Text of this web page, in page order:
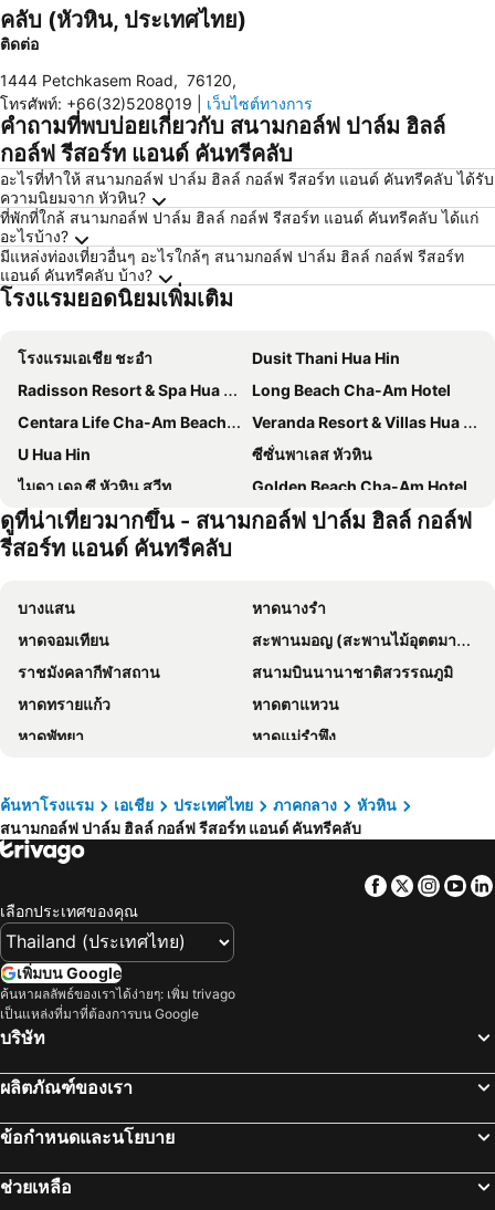
คลับ (หัวหิน, ประเทศไทย)
ติดต่อ
1444 Petchkasem Road, 76120,
โทรศัพท์: +66(32)5208019 เว็บไซต์ทางการ
คำถามที่พบบ่อยเกี่ยวกับ สนามกอล์ฟ ปาล์ม ฮิลล์
กอล์ฟ รีสอร์ท แอนด์ คันทรีคลับ
อะไรที่ทำให้ สนามกอล์ฟ ปาล์ม ฮิลล์ กอล์ฟ รีสอร์ท แอนด์ คันทรีคลับ ได้รับ
ความนิยมจาก หัวหิน?
ที่พักที่ใกล้ สนามกอล์ฟ ปาล์ม ฮิลล์ กอล์ฟ รีสอร์ท แอนด์ คันทรีคลับ ได้แก่
อะไรบ้าง?
มีแหล่งท่องเที่ยวอื่นๆ อะไรใกล้ๆ สนามกอล์ฟ ปาล์ม ฮิลล์ กอล์ฟ รีสอร์ท
แอนด์ คันทรีคลับ บ้าง?
โรงแรมยอดนิยมเพิ่มเติม
โรงแรมเอเชีย ชะอำ
Dusit Thani Hua Hin
Radisson Resort & Spa Hua Hin
Long Beach Cha-Am Hotel
Centara Life Cha-Am Beach Resort Hua Hin
Veranda Resort & Villas Hua Hin Cha Am
U Hua Hin
ซีซั่นพาเลส หัวหิน
ไมดา เดอ ซี หัวหิน สวีท
Golden Beach Cha-Am Hotel
The Beach Cha Am Guest House
Ace of Hua Hin Resort
ไอคาม รีสอร์ท ชะอำ
Sun Marina Cha-Am
SO/ Sofitel Hua Hin
CHA AM MY HOUSE Resort
Cera Resort Chaam
Baan Keang Talay Cha Am
The Beach Cha Am Suite
Juntima Boutique Hotel
Bay Window at Sea
Sky and water resort
Irin Beach Cha-am
Cha-Am Fish Star
Coral Tree Villa Huahin
OYO 394 Nana Beach Cha Am
Dream Boutique Hotel
VALA Hua Hin - Nu Chapter Hotels
Talay Hotel and Villa Cha-am
แกรนด์แปซิฟิก โซเวอเรน รีสอร์ท แอนด์ สปา
Aviyana Hua Hin
Mayor Hotel Villa Cha Am
โรงแรมสวนบวกหาด หัวหิน/ชะอำ
Rungaran De Challet
C Cha-Am Hotel
Baan Thew Lom by D-light
Cha_Inn @ Cha Am
Villa me & you2
ดูที่น่าเที่ยวมากขึ้น - สนามกอล์ฟ ปาล์ม ฮิลล์ กอล์ฟ
รีสอร์ท แอนด์ คันทรีคลับ
บางแสน
หาดนางรำ
หาดจอมเทียน
สะพานมอญ (สะพานไม้อุตตมานุสรณ์)
ราชมังคลากีฬาสถาน
สนามบินนานาชาติสวรรณภูมิ
หาดทรายแก้ว
หาดตาแหวน
หาดพัทยา
หาดแม่รำพึง
พัทยากลาง
สนามบินดอนเมือง
อ่าวมะนาว
สังขละบุรี
รามคำแหง
อุทยานแห่งชาติแก่งกระจาน
เยาวราช
สะพานข้ามแม่น้ำแคว
หาดเขาตะเกียบ
พัทยาเหนือ
สยามพารากอน
สยามสแควร์
แกลง
ค้นหาโรงแรม เอเชีย ประเทศไทย ภาคกลาง
หัวหิน
สนามกอล์ฟ ปาล์ม ฮิลล์ กอล์ฟ รีสอร์ท แอนด์ คันทรีคลับ
Facebook
Twitter
เลือกประเทศของคุณ
เพิ่มบน Google
ค้นหาผลลัพธ์ของเราได้ง่ายๆ: เพิ่ม trivago
เป็นแหล่งที่มาที่ต้องการบน Google
บริษัท
ผลิตภัณฑ์ของเรา
ข้อกำหนดและนโยบาย
ช่วยเหลือ